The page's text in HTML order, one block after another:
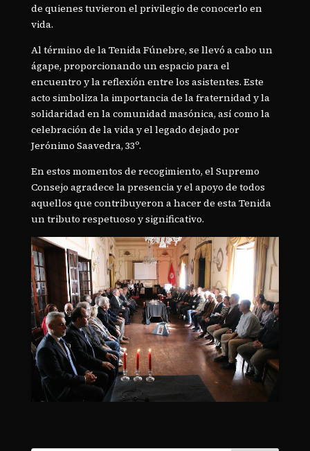
de quienes tuvieron el privilegio de conocerlo en
vida.
Al término de la Tenida Fúnebre, se llevó a cabo un
ágape, proporcionando un espacio para el
encuentro y la reflexión entre los asistentes. Este
acto simboliza la importancia de la fraternidad y la
solidaridad en la comunidad masónica, así como la
celebración de la vida y el legado dejado por
Jerónimo Saavedra, 33º.
En estos momentos de recogimiento, el Supremo
Consejo agradece la presencia y el apoyo de todos
aquellos que contribuyeron a hacer de esta Tenida
un tributo respetuoso y significativo.